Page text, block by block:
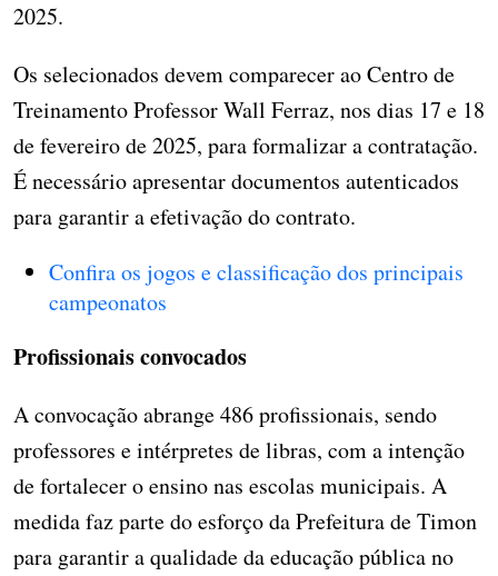
2025.
Os selecionados devem comparecer ao Centro de
Treinamento Professor Wall Ferraz, nos dias 17 e 18
de fevereiro de 2025, para formalizar a contratação.
É necessário apresentar documentos autenticados
para garantir a efetivação do contrato.
Confira os jogos e classificação dos principais
campeonatos
Profissionais convocados
A convocação abrange 486 profissionais, sendo
professores e intérpretes de libras, com a intenção
de fortalecer o ensino nas escolas municipais. A
medida faz parte do esforço da Prefeitura de Timon
para garantir a qualidade da educação pública no